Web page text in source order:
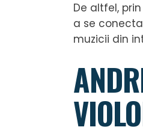
De altfel,
a se
muzicii din